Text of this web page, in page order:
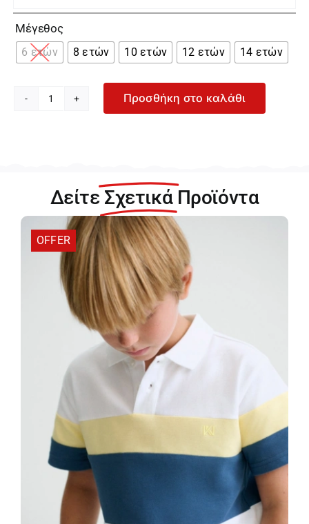
Μέγεθος
6 ετών 8 ετών 10 ετών 12 ετών 14 ετών
Joyce
Γκρι
για
Αγόρι
2564117-
Beige
ποσότητα
Προσθήκη στο καλάθι
Δείτε Σχετικά Προϊόντα
OFFER